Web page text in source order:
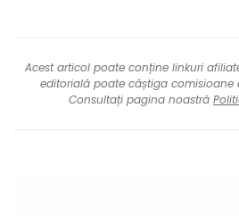
Acest articol poate conține linkuri
editorială poate câștiga comisioane
Consultați pagina noastră